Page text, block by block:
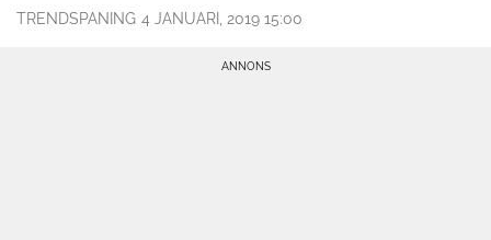
TRENDSPANING 4 JANUARI, 2019 15:00